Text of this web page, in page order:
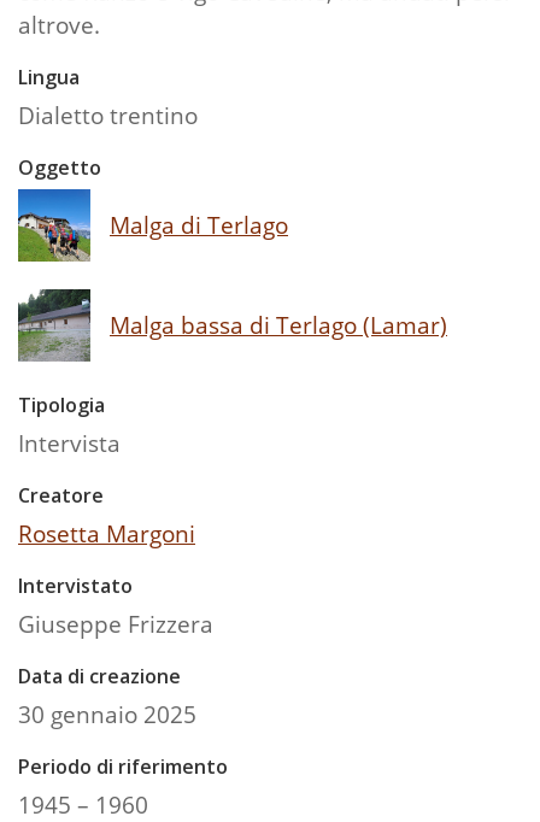
altrove.
Lingua
Dialetto trentino
Oggetto
Malga di Terlago
Malga bassa di Terlago (Lamar)
Tipologia
Intervista
Creatore
Rosetta Margoni
Intervistato
Giuseppe Frizzera
Data di creazione
30 gennaio 2025
Periodo di riferimento
1945 – 1960